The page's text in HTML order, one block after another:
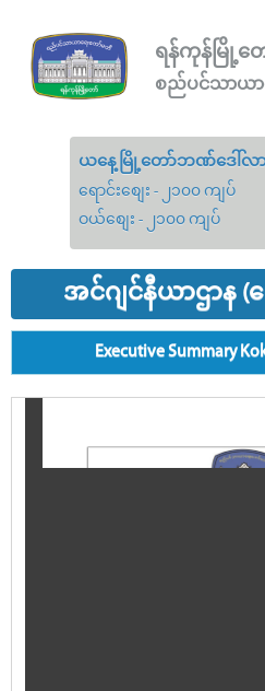
ရန်ကုန်မြို့တ
စည်ပင်သာယ
ယနေ့မြို့တော်ဘဏ်ဒေါ်လာစ
ရောင်းစျေး - ၂၁၀၀ ကျပ်
ဝယ်စျေး - ၂၁၀၀ ကျပ်
အင်ဂျင်နီယာဌာန (
Executive Summary